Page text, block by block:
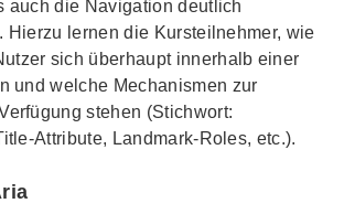
auch die Navigation deutlich
Hierzu lernen die Kursteilnehmer, wie
sich überhaupt innerhalb einer
und welche Mechanismen zur
stehen (Stichwort:
Attribute, Landmark-Roles, etc.).